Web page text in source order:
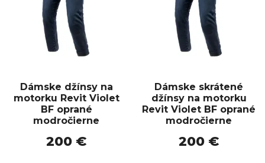
Dámske džínsy na
motorku Revit Violet
BF oprané
modročierne
200 €
Dámske skrátené
džínsy na motorku
Revit Violet BF oprané
modročierne
200 €